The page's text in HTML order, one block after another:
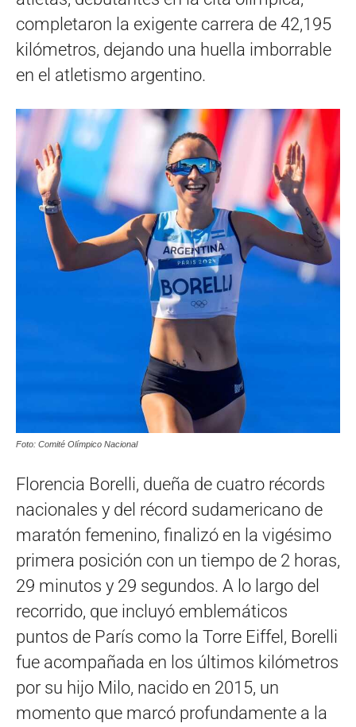
completaron la exigente carrera de 42,195
kilómetros, dejando una huella imborrable
en el atletismo argentino.
Foto: Comité Olímpico Nacional
Florencia Borelli, dueña de cuatro récords
nacionales y del récord sudamericano de
maratón femenino, finalizó en la vigésimo
primera posición con un tiempo de 2 horas,
29 minutos y 29 segundos. A lo largo del
recorrido, que incluyó emblemáticos
puntos de París como la Torre Eiffel, Borelli
fue acompañada en los últimos kilómetros
por su hijo Milo, nacido en 2015, un
momento que marcó profundamente a la